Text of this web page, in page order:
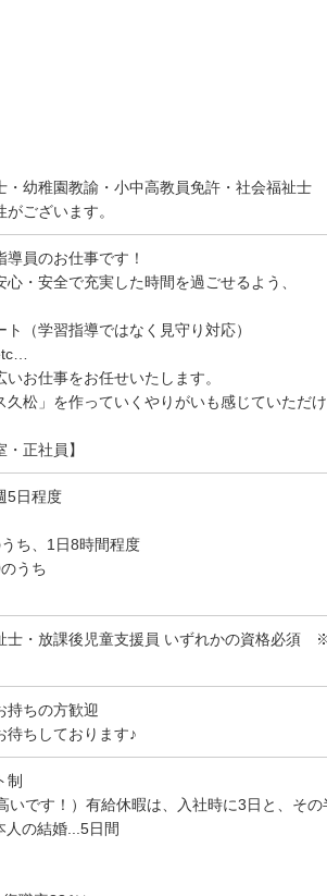
幼稚園教諭・小中高教員免許・社会福祉士
ございます。
員のお仕事です！
・安全で充実した時間を過ごせるよう、
ト（学習指導ではなく見守り対応）
お仕事をお任せいたします。
久松」を作っていくやりがいも感じていただ
正社員】
5日程度
ち、1日8時間程度
うち
士・放課後児童支援員 いずれかの資格必須
持ちの方歓迎
待ちしております♪
制
いです！）有給休暇は、入社時に3日と、そ
の結婚...5日間